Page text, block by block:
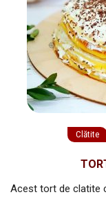
Clătite
Acest tort de clatite